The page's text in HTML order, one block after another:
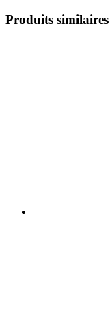
Produits similaires